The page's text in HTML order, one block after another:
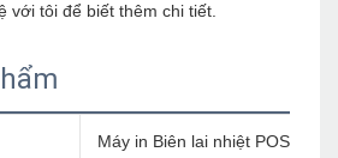
Máy in Biên lai nhiệt POS